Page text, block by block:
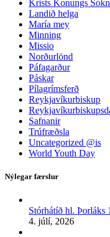
Krists Konungs Sókn
Landið helga
María mey
Minning
Missio
Norðurlönd
Páfagarður
Páskar
Pílagrímsferð
Reykjavíkurbiskup
Safnanir
Trúfræðsla
Uncategorized @is
World Youth Day
Nýlegar færslur
Stórhátíð hl. Þorláks
4. júlí, 2026